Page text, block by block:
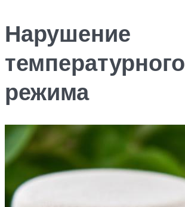
Нарушение
температурного
режима